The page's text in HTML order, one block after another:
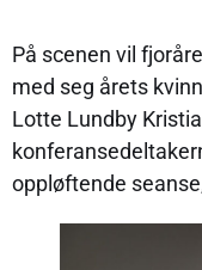
På scenen vil
med seg årets
Lotte Lundby
oppløftende